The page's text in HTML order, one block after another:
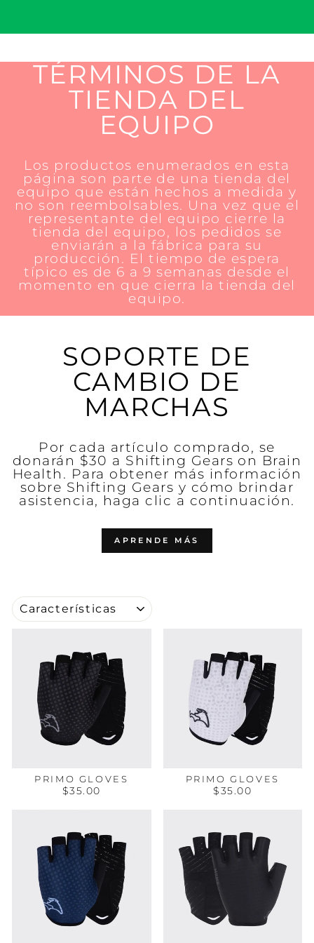
TÉRMINOS DE LA
TIENDA DEL
EQUIPO
Los productos enumerados en esta
página son parte de una tienda del
equipo que están hechos a medida y
no son reembolsables. Una vez que el
representante del equipo cierre la
tienda del equipo, los pedidos se
enviarán a la fábrica para su
producción. El tiempo de espera
típico es de 6 a 9 semanas desde el
momento en que cierra la tienda del
equipo.
SOPORTE DE
CAMBIO DE
MARCHAS
Por cada artículo comprado, se
donarán $30 a Shifting Gears on Brain
Health. Para obtener más información
sobre Shifting Gears y cómo brindar
asistencia, haga clic a continuación.
APRENDE MÁS
ORDENAR
PRIMO GLOVES
$35.00
PRIMO GLOVES
$35.00